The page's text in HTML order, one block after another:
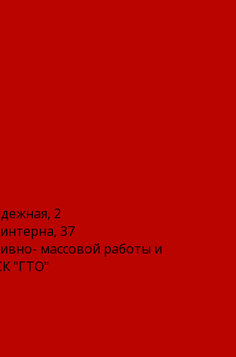
2
37
массовой работы и
"ГТО"